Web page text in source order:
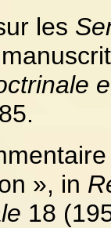
les
», in
18